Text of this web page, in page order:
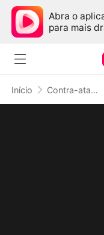
Abra o
para mais
Início Contra-ataque